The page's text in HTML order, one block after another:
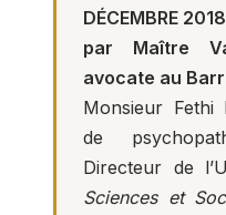
DÉCEMBRE 2018
par Maître
avocate au
Monsieur Fethi
de
Directeur de
Sciences et